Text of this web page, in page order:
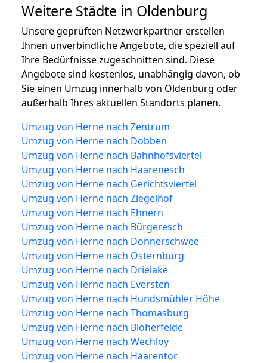
Weitere Städte in Oldenburg
Unsere geprüften Netzwerkpartner erstellen
Ihnen unverbindliche Angebote, die speziell auf
Ihre Bedürfnisse zugeschnitten sind. Diese
Angebote sind kostenlos, unabhängig davon, ob
Sie einen Umzug innerhalb von Oldenburg oder
außerhalb Ihres aktuellen Standorts planen.
Umzug von Herne nach Zentrum
Umzug von Herne nach Dobben
Umzug von Herne nach Bahnhofsviertel
Umzug von Herne nach Haarenesch
Umzug von Herne nach Gerichtsviertel
Umzug von Herne nach Ziegelhof
Umzug von Herne nach Ehnern
Umzug von Herne nach Bürgeresch
Umzug von Herne nach Donnerschwee
Umzug von Herne nach Osternburg
Umzug von Herne nach Drielake
Umzug von Herne nach Eversten
Umzug von Herne nach Hundsmühler Höhe
Umzug von Herne nach Thomasburg
Umzug von Herne nach Bloherfelde
Umzug von Herne nach Wechloy
Umzug von Herne nach Haarentor